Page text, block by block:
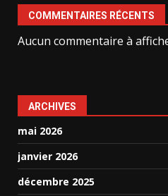
COMMENTAIRES RÉCENTS
Aucun commentaire à
ARCHIVES
mai 2026
janvier 2026
décembre 2025